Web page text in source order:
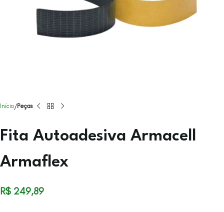
Início Peças
Fita Autoadesiva Armacell
Armaflex
R$ 249,89